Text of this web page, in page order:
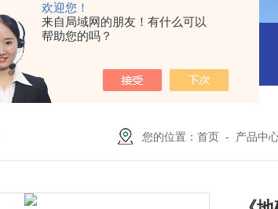
欢迎您！
来自局域网的朋友！有什么可以
帮助您的吗？
SCS-18米120吨温岭装一台16米100吨地磅多少
您的位置：首页 - 产品中